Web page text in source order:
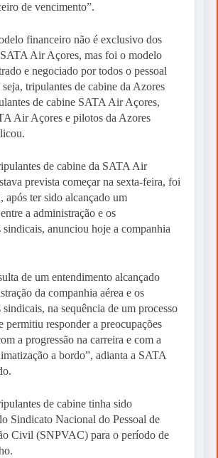
de vencimento”.
financeiro não é exclusivo dos
Air Açores, mas foi o modelo
e negociado por todos o pessoal
tripulantes de cabine da Azores
de cabine SATA Air Açores,
Air Açores e pilotos da Azores
de cabine da SATA Air
prevista começar na sexta-feira, foi
após ter sido alcançado um
a administração e os
sindicais, anunciou hoje a companhia
de um entendimento alcançado
da companhia aérea e os
sindicais, na sequência de um processo
permitiu responder a preocupações
a progressão na carreira e com a
a bordo”, adianta a SATA
de cabine tinha sido
Sindicato Nacional do Pessoal de
Civil (SNPVAC) para o período de